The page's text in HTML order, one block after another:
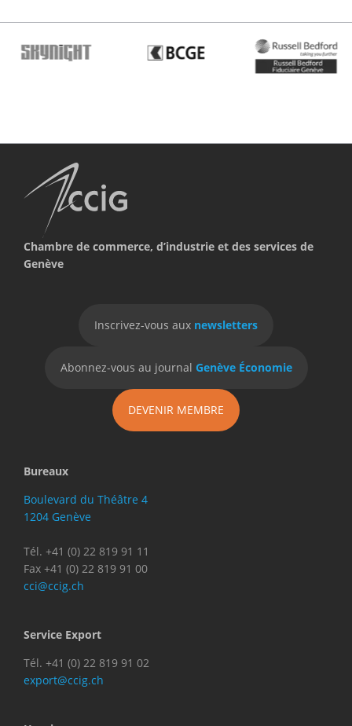
Chambre de commerce, d’industrie et des services de
Genève
Inscrivez-vous aux newsletters
Abonnez-vous au journal Genève Économie
DEVENIR MEMBRE
Bureaux
Boulevard du Théâtre 4
1204 Genève
Tél. +41 (0) 22 819 91 11
Fax +41 (0) 22 819 91 00
cci@ccig.ch
Service Export
Tél. +41 (0) 22 819 91 02
export@ccig.ch